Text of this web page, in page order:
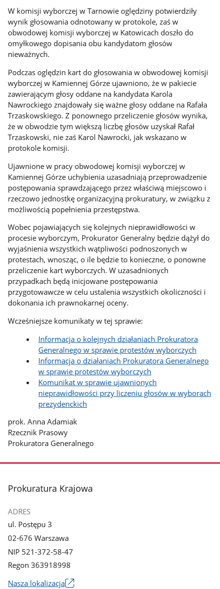
W komisji wyborczej w Tarnowie oględziny potwierdziły
wynik głosowania odnotowany w protokole, zaś w
obwodowej komisji wyborczej w Katowicach doszło do
omyłkowego dopisania obu kandydatom głosów
nieważnych.
Podczas oględzin kart do głosowania w obwodowej komisji
wyborczej w Kamiennej Górze ujawniono, że w pakiecie
zawierającym głosy oddane na kandydata Karola
Nawrockiego znajdowały się ważne głosy oddane na Rafała
Trzaskowskiego. Z ponownego przeliczenie głosów wynika,
że w obwodzie tym większą liczbę głosów uzyskał Rafał
Trzaskowski, nie zaś Karol Nawrocki, jak wskazano w
protokole komisji.
Ujawnione w pracy obwodowej komisji wyborczej w
Kamiennej Górze uchybienia uzasadniają przeprowadzenie
postępowania sprawdzającego przez właściwą miejscowo i
rzeczowo jednostkę organizacyjną prokuratury, w związku z
możliwością popełnienia przestępstwa.
Wobec pojawiających się kolejnych nieprawidłowości w
procesie wyborczym, Prokurator Generalny będzie dążył do
wyjaśnienia wszystkich wątpliwości podnoszonych w
protestach, wnosząc, o ile będzie to konieczne, o ponowne
przeliczenie kart wyborczych. W uzasadnionych
przypadkach będą inicjowane postępowania
przygotowawcze w celu ustalenia wszystkich okoliczności i
dokonania ich prawnokarnej oceny.
Wcześniejsze komunikaty w tej sprawie:
Informacja o kolejnych działaniach Prokuratora
Generalnego w sprawie protestów wyborczych
Informacja o działaniach Prokuratora Generalnego
w sprawie protestów wyborczych
Komunikat w sprawie ujawnionych
nieprawidłowości przy liczeniu głosów w wyborach
prezydenckich
prok. Anna Adamiak
Rzecznik Prasowy
Prokuratora Generalnego
stopka
Prokuratura Krajowa
ADRES
ul. Postępu 3
02-676 Warszawa
NIP 521-372-58-47
Regon 363918998
Nasza lokalizacja